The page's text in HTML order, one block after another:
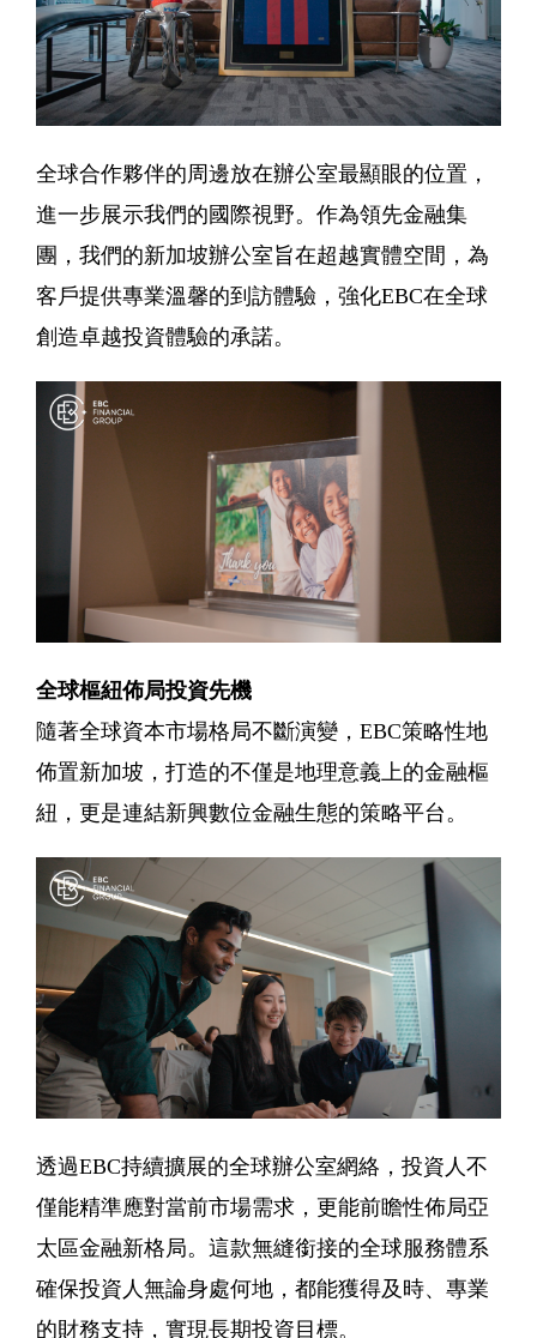
全球合作夥伴的周邊放在辦公室最顯眼的位置，
進一步展示我們的國際視野。作為領先金融集
團，我們的新加坡辦公室旨在超越實體空間，為
客戶提供專業溫馨的到訪體驗，強化EBC在全球
創造卓越投資體驗的承諾。
全球樞紐佈局投資先機
隨著全球資本市場格局不斷演變，EBC策略性地
佈置新加坡，打造的不僅是地理意義上的金融樞
紐，更是連結新興數位金融生態的策略平台。
透過EBC持續擴展的全球辦公室網絡，投資人不
僅能精準應對當前市場需求，更能前瞻性佈局亞
太區金融新格局。這款無縫銜接的全球服務體系
確保投資人無論身處何地，都能獲得及時、專業
的財務支持，實現長期投資目標。